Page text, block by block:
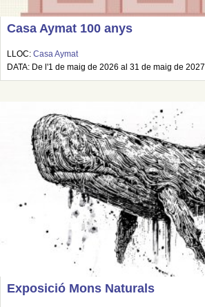
Casa Aymat 100 anys
LLOC: Casa Aymat
DATA: De l'1 de maig de 2026 al 31 de maig de 2027
Exposició Mons Naturals